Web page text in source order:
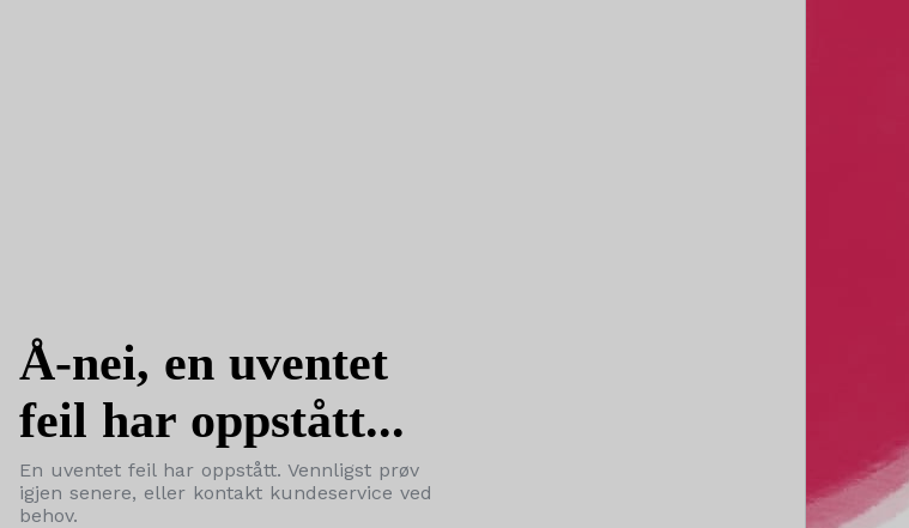
Å-nei, en uventet
feil har oppstått...
En uventet feil har oppstått. Vennligst prøv
igjen senere, eller kontakt kundeservice ved
behov.